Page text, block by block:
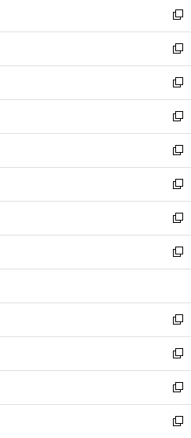
く
で
開
く
ィ
ン
ド
ウ
で
開
く
い
ウ
ィ
ン
ド
ウ
で
開
く
新
し
い
ウ
ィ
ン
ド
ウ
で
開
く
新
し
い
ウ
ィ
ン
ド
ウ
で
開
く
新
し
い
ウ
ィ
ン
ド
ウ
で
開
く
新
し
い
ウ
ィ
ン
ド
ウ
で
開
新
し
い
ウ
ィ
ン
ド
ウ
開
く
新
し
い
ウ
ィ
ン
ウ
で
開
く
新
し
い
ウ
ン
ド
ウ
で
開
く
新
し
ウ
ィ
ン
ド
ウ
で
開
く
新
し
い
ウ
ィ
ン
ド
新
し
い
ウ
ィ
新
し
い
新